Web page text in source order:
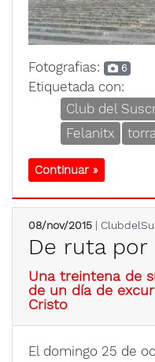
Fotografias: 6
Etiquetada con:
Club del
Felanitx
Continuar »
08/nov/2015 |
De ruta por
Una treintena de
de un día de
Cristo
El domingo 25 de